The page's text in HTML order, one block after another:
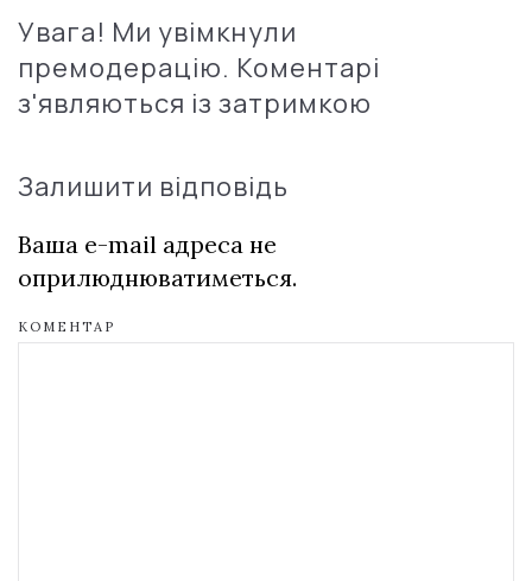
Увага! Ми увімкнули
премодерацію. Коментарі
з'являються із затримкою
Залишити відповідь
Ваша e-mail адреса не
оприлюднюватиметься.
КОМЕНТАР